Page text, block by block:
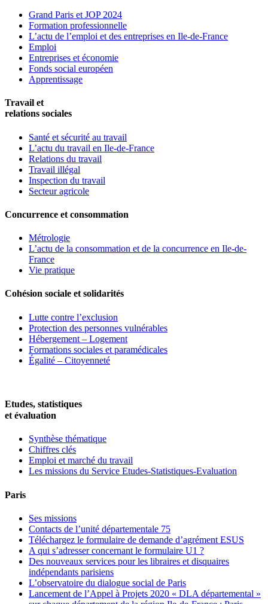
Grand Paris et JOP 2024
Formation professionnelle
L’actu de l’emploi et des entreprises en Ile-de-France
Emploi
Entreprises et économie
Fonds social européen
Apprentissage
Travail et
relations sociales
Santé et sécurité au travail
L’actu du travail en Ile-de-France
Relations du travail
Travail illégal
Inspection du travail
Secteur agricole
Concurrence et consommation
Métrologie
L’actu de la consommation et de la concurrence en Ile-de-
France
Vie pratique
Cohésion sociale et solidarités
Lutte contre l’exclusion
Protection des personnes vulnérables
Hébergement – Logement
Formations sociales et paramédicales
Égalité – Citoyenneté
Etudes, statistiques
et évaluation
Synthèse thématique
Chiffres clés
Emploi et marché du travail
Les missions du Service Etudes-Statistiques-Evaluation
Paris
Ses missions
Contacts de l’unité départementale 75
Téléchargez le formulaire de demande d’agrément ESUS
A qui s’adresser concernant le formulaire U1 ?
Des nouveaux services pour les libraires et disquaires
indépendants parisiens
L’observatoire du dialogue social de Paris
Lancement de l’Appel à Projets 2020 « DLA départemental »